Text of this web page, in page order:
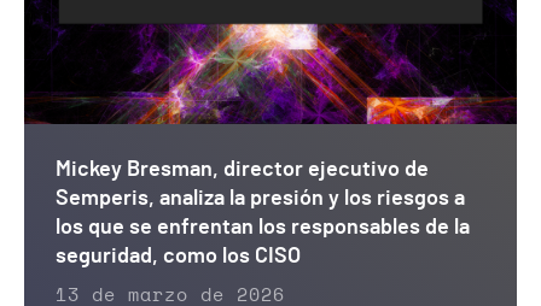
Mickey Bresman, director ejecutivo de
Semperis, analiza la presión y los riesgos a
los que se enfrentan los responsables de la
seguridad, como los CISO
13 de marzo de 2026